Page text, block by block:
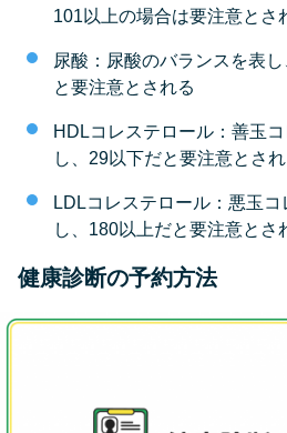
101以上の場合は要注意とさ
尿酸：尿酸のバランスを表
と要注意とされる
HDLコレステロール：善玉
し、29以下だと要注意とさ
LDLコレステロール：悪玉
し、180以上だと要注意とさ
健康診断の予約方法